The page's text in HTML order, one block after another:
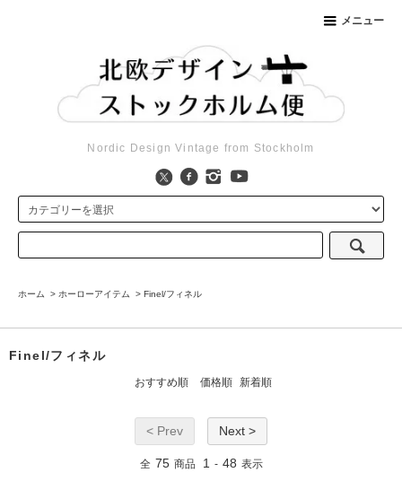
メニュー
Nordic Design Vintage from Stockholm
ホーム > ホーローアイテム > Finel/フィネル
Finel/フィネル
おすすめ順 価格順 新着順
< Prev Next >
全 75 商品 1 - 48 表示